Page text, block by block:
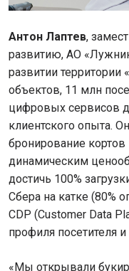
Антон Лаптев,
развитию, АО
развитии территории
объектов, 11 млн
цифровых сервисов
клиентского опыта.
бронирование
динамическим
достичь 100%
Сбера на катке (80%
CDP (Customer Data
профиля посетителя
«Мы открывали